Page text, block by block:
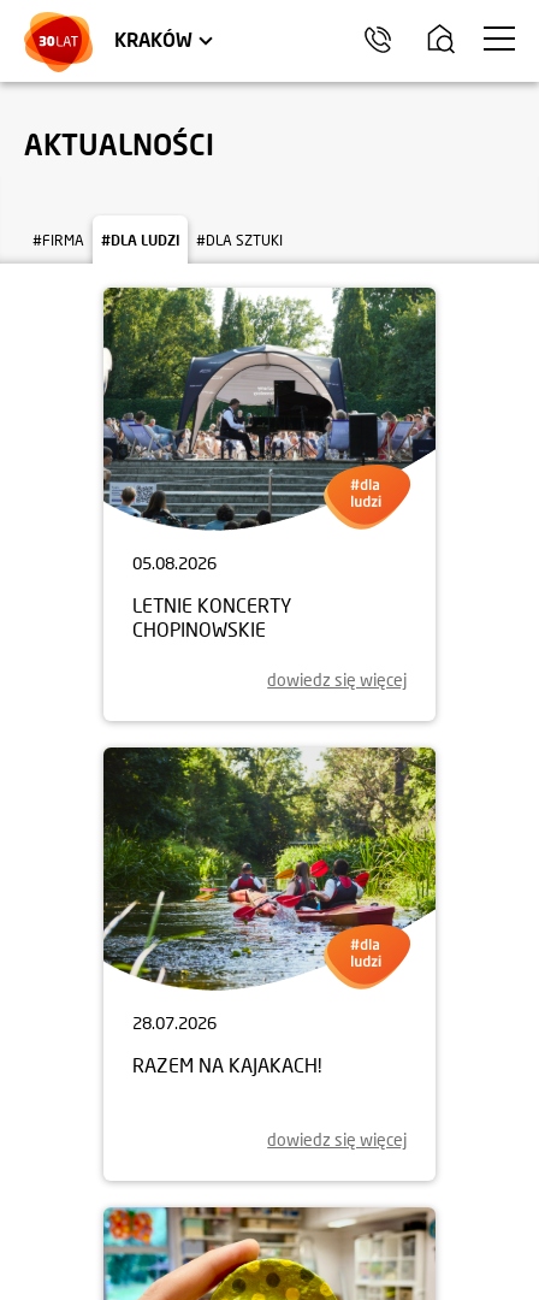
KRAKÓW
TRÓJMIASTO
LOKALE USŁUGOWE
AKTUALNOŚCI
#FIRMA #DLA LUDZI #DLA SZTUKI
05.08.2026
LETNIE KONCERTY
CHOPINOWSKIE
dowiedz się więcej
28.07.2026
RAZEM NA KAJAKACH!
dowiedz się więcej